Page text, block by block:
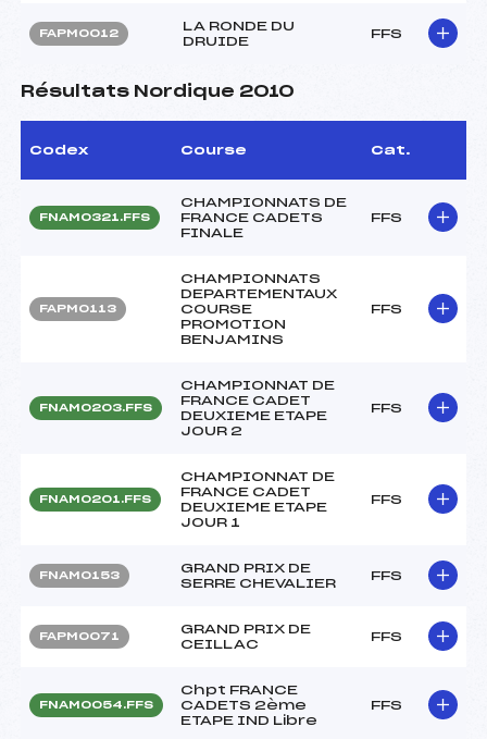
FAPM0012
LA RONDE DU
DRUIDE
FFS
Résultats Nordique 2010
Codex Course Cat.
FNAM0321.FFS
CHAMPIONNATS DE
FRANCE CADETS
FINALE
FFS
FAPM0113
CHAMPIONNATS
DEPARTEMENTAUX
COURSE
PROMOTION
BENJAMINS
FFS
FNAM0203.FFS
CHAMPIONNAT DE
FRANCE CADET
DEUXIEME ETAPE
JOUR 2
FFS
FNAM0201.FFS
CHAMPIONNAT DE
FRANCE CADET
DEUXIEME ETAPE
JOUR 1
FFS
FNAM0153
GRAND PRIX DE
SERRE CHEVALIER
FFS
FAPM0071
GRAND PRIX DE
CEILLAC
FFS
FNAM0054.FFS
Chpt FRANCE
CADETS 2ème
ETAPE IND Libre
FFS